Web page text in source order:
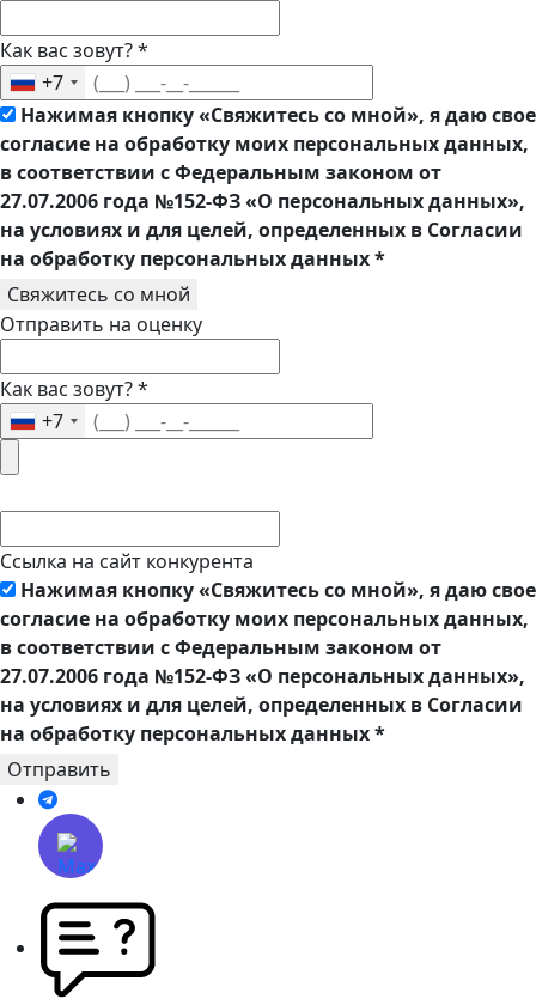
Как вас зовут?*
+7
Нажимая кнопку «Свяжитесь со мной», я даю свое
согласие на обработку моих персональных данных,
в соответствии с Федеральным законом от
27.07.2006 года №152-ФЗ «О персональных данных»,
на условиях и для целей, определенных в Согласии
на обработку персональных данных*
Свяжитесь со мной
Отправить на оценку
Как вас зовут?*
+7
Ссылка на сайт конкурента
Нажимая кнопку «Свяжитесь со мной», я даю свое
согласие на обработку моих персональных данных,
в соответствии с Федеральным законом от
27.07.2006 года №152-ФЗ «О персональных данных»,
на условиях и для целей, определенных в Согласии
на обработку персональных данных*
Отправить